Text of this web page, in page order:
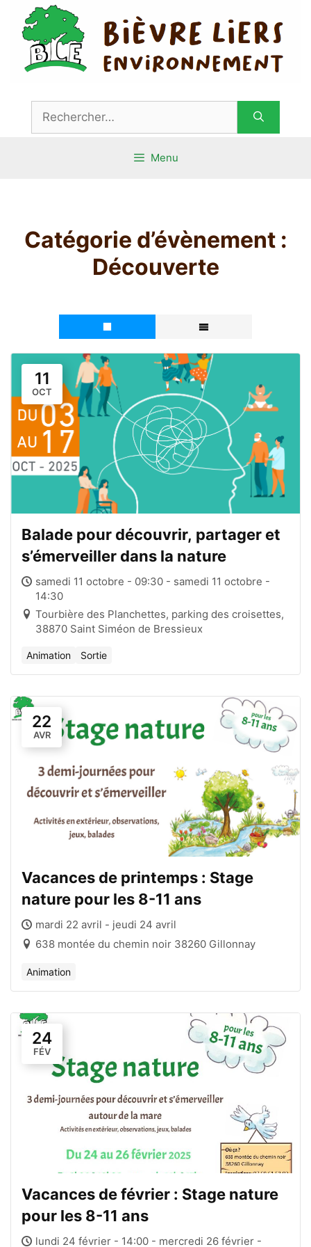
contenu
Menu
Catégorie d’évènement :
Découverte
11
OCT
Balade pour découvrir, partager et
s’émerveiller dans la nature
samedi 11 octobre - 09:30 - samedi 11 octobre -
14:30
Tourbière des Planchettes, parking des croisettes,
38870 Saint Siméon de Bressieux
Animation Sortie
22
AVR
Vacances de printemps : Stage
nature pour les 8-11 ans
mardi 22 avril - jeudi 24 avril
638 montée du chemin noir 38260 Gillonnay
Animation
24
FÉV
Vacances de février : Stage nature
pour les 8-11 ans
lundi 24 février - 14:00 - mercredi 26 février -